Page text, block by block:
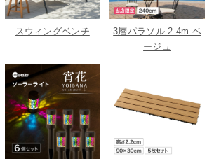
スウィングベンチ
3層パラソル 2.4m ベ
ージュ